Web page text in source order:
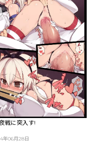
戦に突入す!
年06月28日